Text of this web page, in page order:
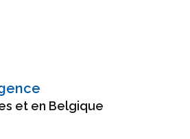
et en Belgique